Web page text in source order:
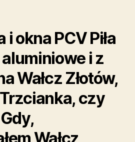
i okna PCV Piła
i z
Wałcz Złotów,
czy
Wałcz